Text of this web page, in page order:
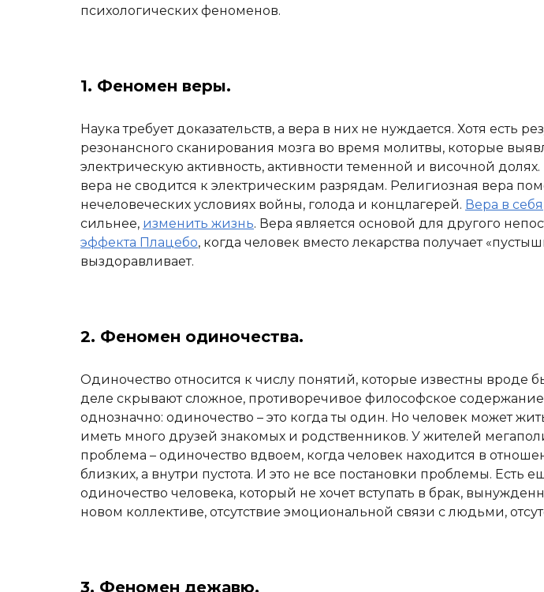
психологических феноменов.
1. Феномен веры.
Наука требует доказательств, а вера в них не нуждается. Хотя есть
резонансного сканирования мозга во время молитвы, которые
электрическую активность, активности теменной и височной
вера не сводится к электрическим разрядам. Религиозная вера
нечеловеческих условиях войны, голода и концлагерей. Вера в себя
сильнее, изменить жизнь. Вера является основой для другого
эффекта Плацебо, когда человек вместо лекарства получает
выздоравливает.
2. Феномен одиночества.
Одиночество относится к числу понятий, которые известны вроде
деле скрывают сложное, противоречивое философское
однозначно: одиночество – это когда ты один. Но человек может
иметь много друзей знакомых и родственников. У жителей
проблема – одиночество вдвоем, когда человек находится в
близких, а внутри пустота. И это не все постановки проблемы. Есть
одиночество человека, который не хочет вступать в брак,
новом коллективе, отсутствие эмоциональной связи с людьми,
3. Феномен дежавю.